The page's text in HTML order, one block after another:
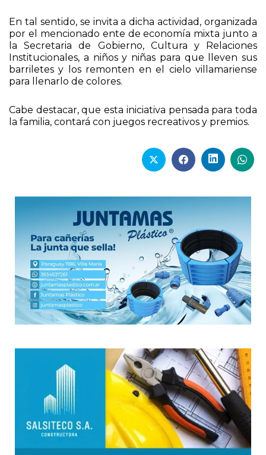
En tal sentido, se invita a dicha actividad, organizada
por el mencionado ente de economía mixta junto a
la Secretaria de Gobierno, Cultura y Relaciones
Institucionales, a niños y niñas para que lleven sus
barriletes y los remonten en el cielo villamariense
para llenarlo de colores.
Cabe destacar, que esta iniciativa pensada para toda
la familia, contará con juegos recreativos y premios.